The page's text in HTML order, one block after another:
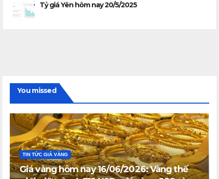
Tỷ giá Yên hôm nay 20/5/2025
You missed
TIN TỨC GIÁ VÀNG
Giá vàng hôm nay 16/06/2026: Vàng thế